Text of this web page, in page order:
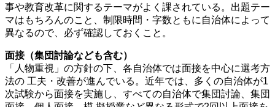
事や教育改革に関するテーマがよく課されている。出題テー
マはもちろんのこと、制限時間・字数ともに自治体によって
異なるので、必ず確認しておくこと。
面接（集団討論なども含む）
「人物重視」の方針の下、各自治体では面接を中心に選考方
法の 工夫・改善が進んでいる。近年では、多くの自治体が1
次試験から面接を実施し、すべての自治体で集団討論、集団